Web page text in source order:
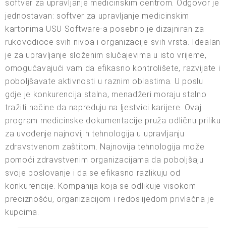
softver za upravljanje medicinskim centrom. Odgovor je
jednostavan: softver za upravljanje medicinskim
kartonima USU Software-a posebno je dizajniran za
rukovodioce svih nivoa i organizacije svih vrsta. Idealan
je za upravljanje složenim slučajevima u isto vrijeme,
omogućavajući vam da efikasno kontrolišete, razvijate i
poboljšavate aktivnosti u raznim oblastima. U poslu
gdje je konkurencija stalna, menadžeri moraju stalno
tražiti načine da napreduju na ljestvici karijere. Ovaj
program medicinske dokumentacije pruža odličnu priliku
za uvođenje najnovijih tehnologija u upravljanju
zdravstvenom zaštitom. Najnovija tehnologija može
pomoći zdravstvenim organizacijama da poboljšaju
svoje poslovanje i da se efikasno razlikuju od
konkurencije. Kompanija koja se odlikuje visokom
preciznošću, organizacijom i redoslijedom privlačna je
kupcima.